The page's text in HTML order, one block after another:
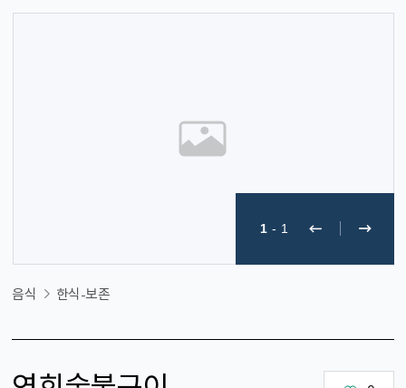
1 - 1
음식 한식-보존